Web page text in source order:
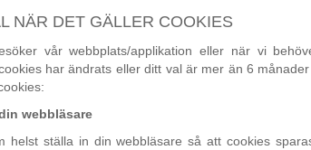
NÄR DET GÄLLER COOKIES
vår webbplats/applikation eller när vi
har ändrats eller ditt val är mer än 6
webbläsare
helst ställa in din webbläsare så att cookies